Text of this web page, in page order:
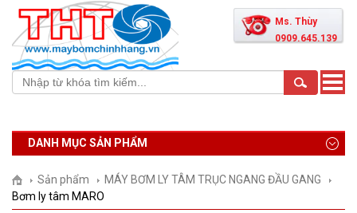
Ms. Thùy
0909.645.139
Toggle
DANH MỤC SẢN PHẨM
Sản phẩm
MÁY BƠM LY TÂM TRỤC NGANG ĐẦU GANG
Bơm ly tâm MARO